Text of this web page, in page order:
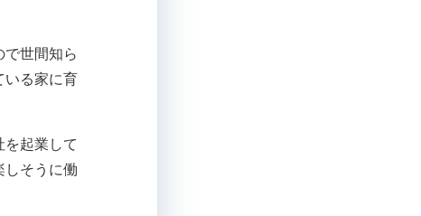
世間知ら
いる家に育
起業して
しそうに働